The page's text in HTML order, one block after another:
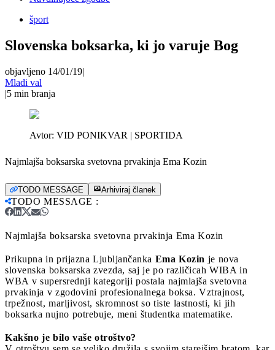
šport
Slovenska boksarka, ki jo varuje Bog
objavljeno 14/01/19|
Mladi val
|5 min branja
Avtor: VID PONIKVAR | SPORTIDA
Najmlajša boksarska svetovna prvakinja Ema Kozin
TODO MESSAGE Arhiviraj članek
TODO MESSAGE :
Najmlajša boksarska svetovna prvakinja Ema Kozin
Prikupna in prijazna Ljubljančanka Ema Kozin je nova
slovenska boksarska zvezda, saj je po različicah WIBA in
WBA v supersrednji kategoriji postala najmlajša svetovna
prvakinja v zgodovini profesionalnega boksa. Vztrajnost,
trpežnost, marljivost, skromnost so tiste lastnosti, ki jih
boksarka nujno potrebuje, meni študentka matematike.
Kakšno je bilo vaše otroštvo?